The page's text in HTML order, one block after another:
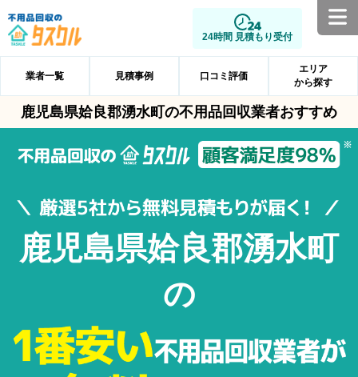
24時間 見積もり受付
業者一覧 見積事例 口コミ評価
エリア
から探す
鹿児島県姶良郡湧水町の不用品回収業者おすすめ
鹿児島県姶良郡湧水町
の